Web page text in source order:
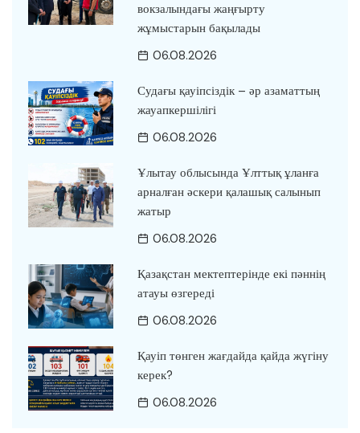
вокзалындағы жаңғырту
жұмыстарын бақылады
06.08.2026
Судағы қауіпсіздік – әр азаматтың
жауапкершілігі
06.08.2026
Ұлытау облысында Ұлттық ұланға
арналған әскери қалашық салынып
жатыр
06.08.2026
Қазақстан мектептерінде екі пәннің
атауы өзгереді
06.08.2026
Қауіп төнген жағдайда қайда жүгіну
керек?
06.08.2026